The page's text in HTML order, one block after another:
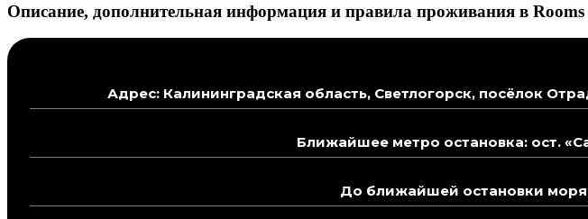
Описание, дополнительная информация и правила проживания в Rooms
Адрес: Калининградская область, Светлогорск, посёлок
Ближайшее метро остановка: ост.
До ближайшей остановки